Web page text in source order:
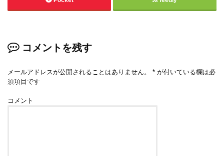
コメントを残す
メールアドレスが公開されることはありません。 * が付いている欄は必
須項目です
コメント